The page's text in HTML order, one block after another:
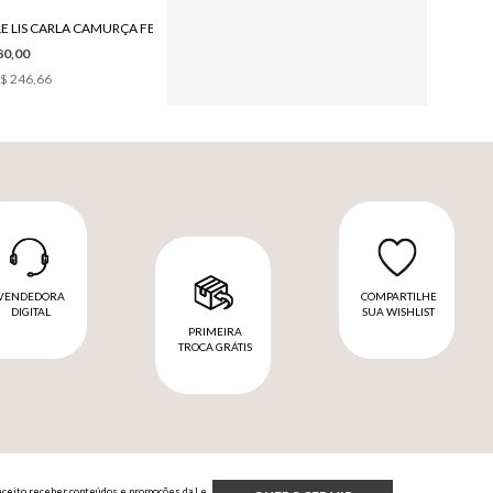
246,66
DIGITAL
PRIMEIRA
TROCA GRÁTIS
COMPARTILHE
SUA WISHLIST